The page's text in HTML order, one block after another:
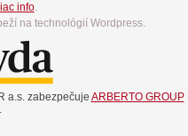
info.
na technológií Wordpress.
a.s. zabezpečuje ARBERTO GROUP
.